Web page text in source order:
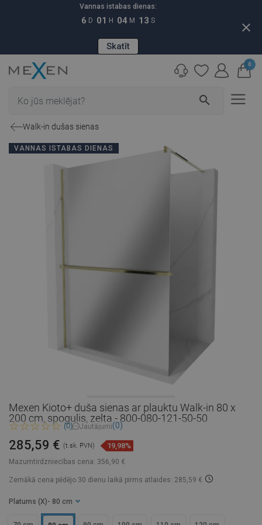
Vannas istabas dienas:
6 D 01 H 04 M 12 S
Skatīt
close
search
0
Walk-in dušas sienas
VANNAS ISTABAS DIENAS
Mexen Kioto+ duša sienas ar plauktu Walk-in 80 x
200 cm, spogulis, zelta - 800-080-121-50-50
(0) Jautājumi(0)
Mazumtirdzniecības cena: 356,90 €
285,59 € (t.sk. PVN) 19,98%
Zemākā cena pēdējo 30 dienu laikā pirms atlaides: 285,59 €
Platums (X) - 80 cm